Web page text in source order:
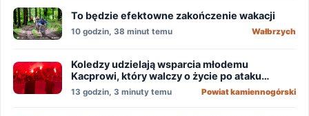
To będzie efektowne zakończenie wakacji
10 godzin, 38 minut temu Wałbrzych
Koledzy udzielają wsparcia młodemu
Kacprowi, który walczy o życie po ataku
nożownika!
13 godzin, 3 minuty temu Powiat kamiennogórski